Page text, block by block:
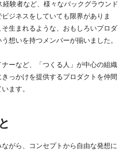
験者など、様々なバックグラウンド
ジネスをしていても限界がありま
生まれるような、おもしろいプロダ
想いを持つメンバーが揃いました。
ーなど、「つくる人」が中心の組織
っかけを提供するプロダクトを仲間
ます。
がら、コンセプトから自由な発想に